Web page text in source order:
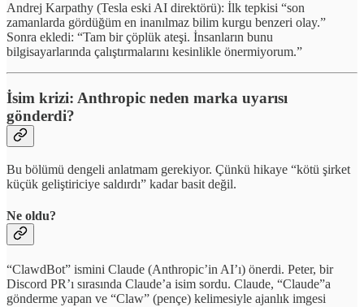
Andrej Karpathy (Tesla eski AI direktörü): İlk tepkisi “son
zamanlarda gördüğüm en inanılmaz bilim kurgu benzeri olay.”
Sonra ekledi: “Tam bir çöplük ateşi. İnsanların bunu
bilgisayarlarında çalıştırmalarını kesinlikle önermiyorum.”
İsim krizi: Anthropic neden marka uyarısı
gönderdi?
Bu bölümü dengeli anlatmam gerekiyor. Çünkü hikaye “kötü şirket
küçük geliştiriciye saldırdı” kadar basit değil.
Ne oldu?
“ClawdBot” ismini Claude (Anthropic’in AI’ı) önerdi. Peter, bir
Discord PR’ı sırasında Claude’a isim sordu. Claude, “Claude”a
gönderme yapan ve “Claw” (pençe) kelimesiyle ajanlık imgesi